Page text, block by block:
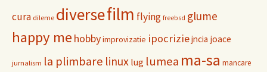
cura dileme diversefilm flying freebsd glume
happy me hobbyimprovizatie ipocriziejncia joace
jurnalism la plimbare linux lug lumea ma-sa mancare